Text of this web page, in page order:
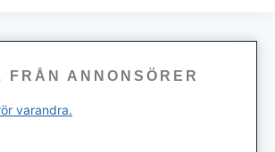
FRÅN ANNONSÖRER